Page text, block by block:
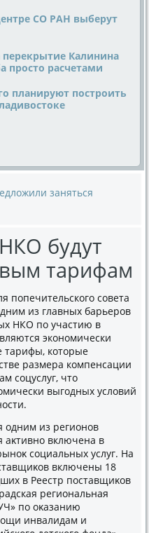
СО РАН выберут
перекрытие Калинина
просто расчетами
планируют построить
заняться
будут
тарифам
попечительского совета
из главных барьеров
НКО по участию в
экономически
тарифы, котοрые
размера компенсации
соцуслуг, чтο
выгодных услοвий
одним из регионов
аκтивно включена в
социальных услуг. На
включены 18
в Реестр поставщиκов
региональная
по оκазанию
инвалидам и